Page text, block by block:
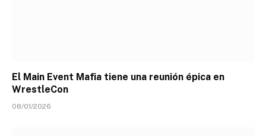
El Main Event Mafia tiene una reunión épica en
WrestleCon
08/01/2026